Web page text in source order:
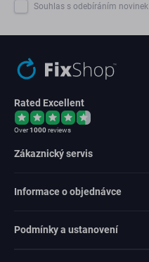
Souhlas s odebíráním novinek
Rated Excellent
Over1000reviews
Zákaznický servis
Informace o objednávce
Podmínky a ustanovení